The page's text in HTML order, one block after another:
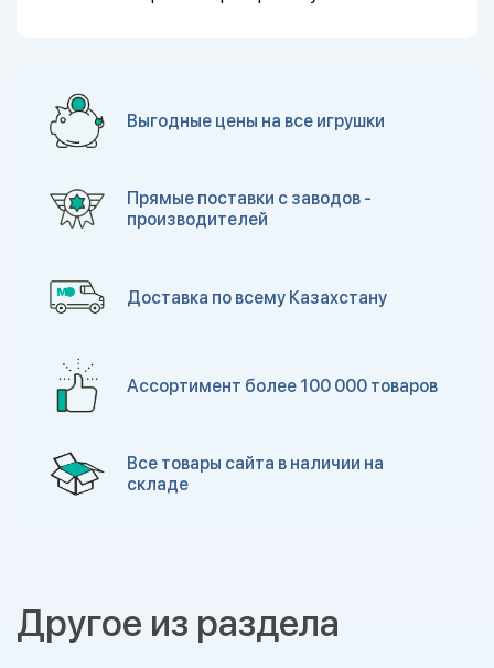
Выгодные цены на все игрушки
Прямые поставки с заводов -
производителей
Доставка по всему Казахстану
Ассортимент более 100 000 товаров
Все товары сайта в наличии на
складе
Другое из раздела